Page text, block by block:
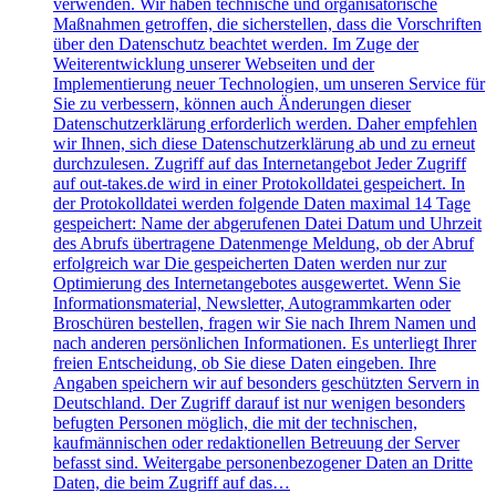
Maßnahmen getroffen, die sicherstellen, dass die Vorschriften
über den Datenschutz beachtet werden. Im Zuge der
Weiterentwicklung unserer Webseiten und der
Implementierung neuer Technologien, um unseren Service für
Sie zu verbessern, können auch Änderungen dieser
Datenschutzerklärung erforderlich werden. Daher empfehlen
wir Ihnen, sich diese Datenschutzerklärung ab und zu erneut
durchzulesen. Zugriff auf das Internetangebot Jeder Zugriff
auf out-takes.de wird in einer Protokolldatei gespeichert. In
der Protokolldatei werden folgende Daten maximal 14 Tage
gespeichert: Name der abgerufenen Datei Datum und Uhrzeit
des Abrufs übertragene Datenmenge Meldung, ob der Abruf
erfolgreich war Die gespeicherten Daten werden nur zur
Optimierung des Internetangebotes ausgewertet. Wenn Sie
Informationsmaterial, Newsletter, Autogrammkarten oder
Broschüren bestellen, fragen wir Sie nach Ihrem Namen und
nach anderen persönlichen Informationen. Es unterliegt Ihrer
freien Entscheidung, ob Sie diese Daten eingeben. Ihre
Angaben speichern wir auf besonders geschützten Servern in
Deutschland. Der Zugriff darauf ist nur wenigen besonders
befugten Personen möglich, die mit der technischen,
kaufmännischen oder redaktionellen Betreuung der Server
befasst sind. Weitergabe personenbezogener Daten an Dritte
Daten, die beim Zugriff auf das…